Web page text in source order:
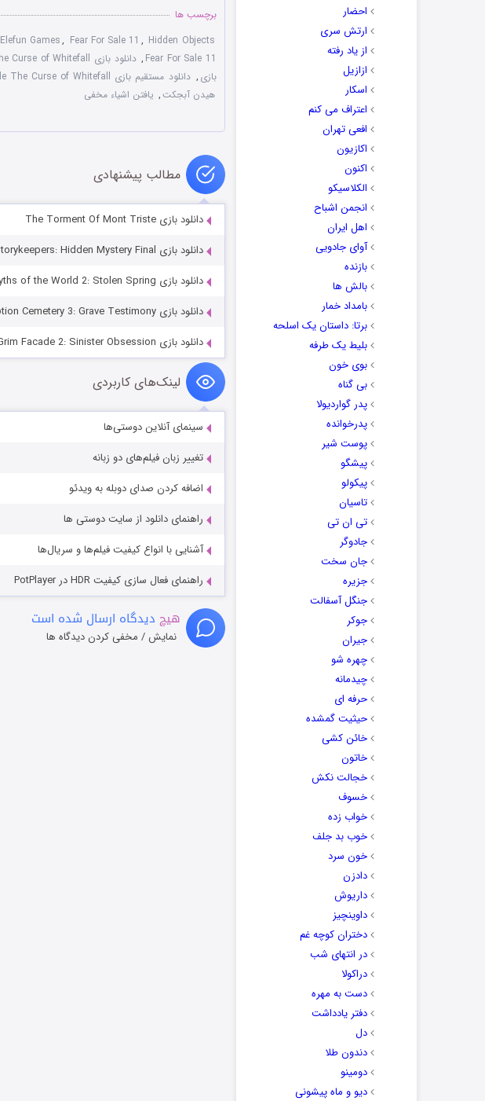
احضار
ارتش سری
از یاد رفته
ازازیل
اسکار
اعتراف می کنم
افعی تهران
اکازیون
اکنون
الکلاسیکو
انجمن اشباح
اهل ایران
آوای جادویی
بازنده
بالش ها
بامداد خمار
برتا: داستان یک اسلحه
بلیط یک‌‌ طرفه
بوی خون
بی گناه
پدر گواردیولا
پدرخوانده
پوست شیر
پیشگو
پیکولو
تاسیان
تی ان تی
جادوگر
جان سخت
جزیره
جنگل آسفالت
جوکر
جیران
چهره شو
چیدمانه
حرفه ای
حیثیت گمشده
خائن کشی
خاتون
خجالت نکش
خسوف
خواب زده
خوب بد جلف
خون سرد
دادزن
داریوش
داوینچیز
دختران کوچه غم
در انتهای شب
دراکولا
دست به مهره
دفتر یادداشت
دل
دندون طلا
دومینو
دیو و ماه پیشونی
برچسب ها
Elefun Games, Fear For Sale 11 , Hidden Objects
Fear For Sale 11
, دانلود بازی Fear For Sale 11: The Curse of Whitefall
بازی , دانلود مستقیم بازی Fear For Sale The Curse of Whitefall
هیدن آبجکت, یافتن اشیاء مخفی
مطالب پیشنهادی
دانلود بازی The Torment Of Mont Triste
دانلود بازی Storykeepers: Hidden Mystery Final
دانلود بازی Myths of the World 2: Stolen Spring
دانلود بازی Redemption Cemetery 3: Grave Testimony
دانلود بازی Grim Facade 2: Sinister Obsession
لینک‌های کاربردی
سینمای آنلاین دوستی‌ها
تغییر زبان فیلم‌های دو زبانه
اضافه کردن صدای دوبله به ویدئو
راهنمای دانلود از سایت دوستی ها
آشنایی با انواع کیفیت فیلم‌ها و سریال‌ها
راهنمای فعال سازی کیفیت HDR در PotPlayer
هیچ دیدگاه ارسال شده است
نمایش / مخفی کردن دیدگاه ها